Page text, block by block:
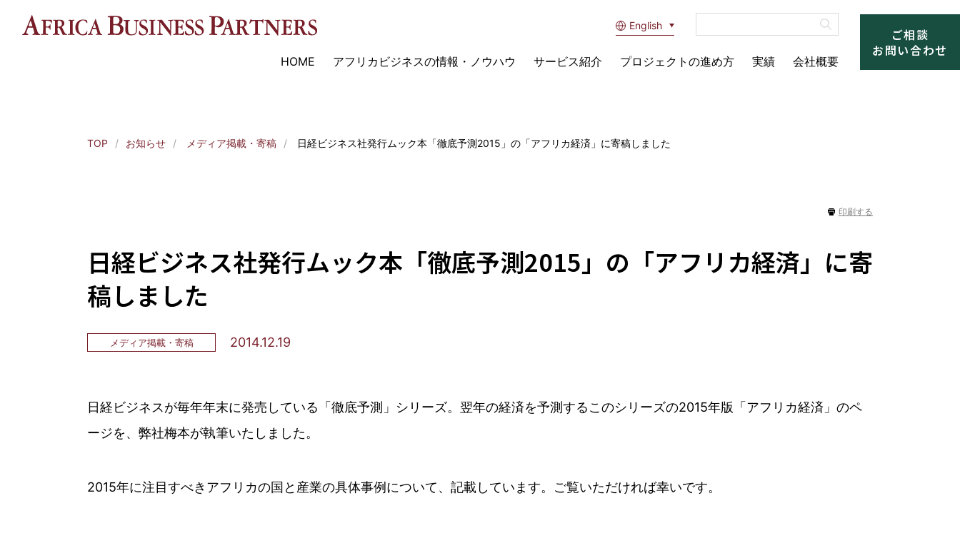
English
HOME アフリカビジネスの情報・ノウハウ サービス紹介 プロジェクトの進め方 実績 会社概要
ご相談
お問い合わせ
TOP お知らせ メディア掲載・寄稿 日経ビジネス社発行ムック本「徹底予測2015」の「アフリカ経済」に寄稿しました
印刷する
日経ビジネス社発行ムック本「徹底予測2015」の「アフリカ経済」に寄
稿しました
メディア掲載・寄稿 2014.12.19
日経ビジネスが毎年年末に発売している「徹底予測」シリーズ。翌年の経済を予測するこのシリーズの2015年版「アフリカ経済」のペ
ージを、弊社梅本が執筆いたしました。
2015年に注目すべきアフリカの国と産業の具体事例について、記載しています。ご覧いただければ幸いです。